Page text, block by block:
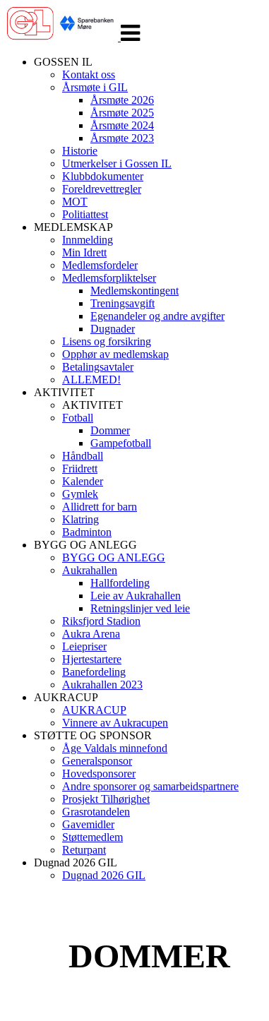
navigasjon
GOSSEN IL
Kontakt oss
Årsmøte i GIL
Årsmøte 2026
Årsmøte 2025
Årsmøte 2024
Årsmøte 2023
Historie
Utmerkelser i Gossen IL
Klubbdokumenter
Foreldrevettregler
MOT
Politiattest
MEDLEMSKAP
Innmelding
Min Idrett
Medlemsfordeler
Medlemsforpliktelser
Medlemskontingent
Treningsavgift
Egenandeler og andre avgifter
Dugnader
Lisens og forsikring
Opphør av medlemskap
Betalingsavtaler
ALLEMED!
AKTIVITET
AKTIVITET
Fotball
Dommer
Gampefotball
Håndball
Friidrett
Kalender
Gymlek
Allidrett for barn
Klatring
Badminton
BYGG OG ANLEGG
BYGG OG ANLEGG
Aukrahallen
Hallfordeling
Leie av Aukrahallen
Retningslinjer ved leie
Riksfjord Stadion
Aukra Arena
Leiepriser
Hjertestartere
Banefordeling
Aukrahallen 2023
AUKRACUP
AUKRACUP
Vinnere av Aukracupen
STØTTE OG SPONSOR
Åge Valdals minnefond
Generalsponsor
Hovedsponsorer
Andre sponsorer og samarbeidspartnere
Prosjekt Tilhørighet
Grasrotandelen
Gavemidler
Støttemedlem
Returpant
Dugnad 2026 GIL
Dugnad 2026 GIL
DOMMER